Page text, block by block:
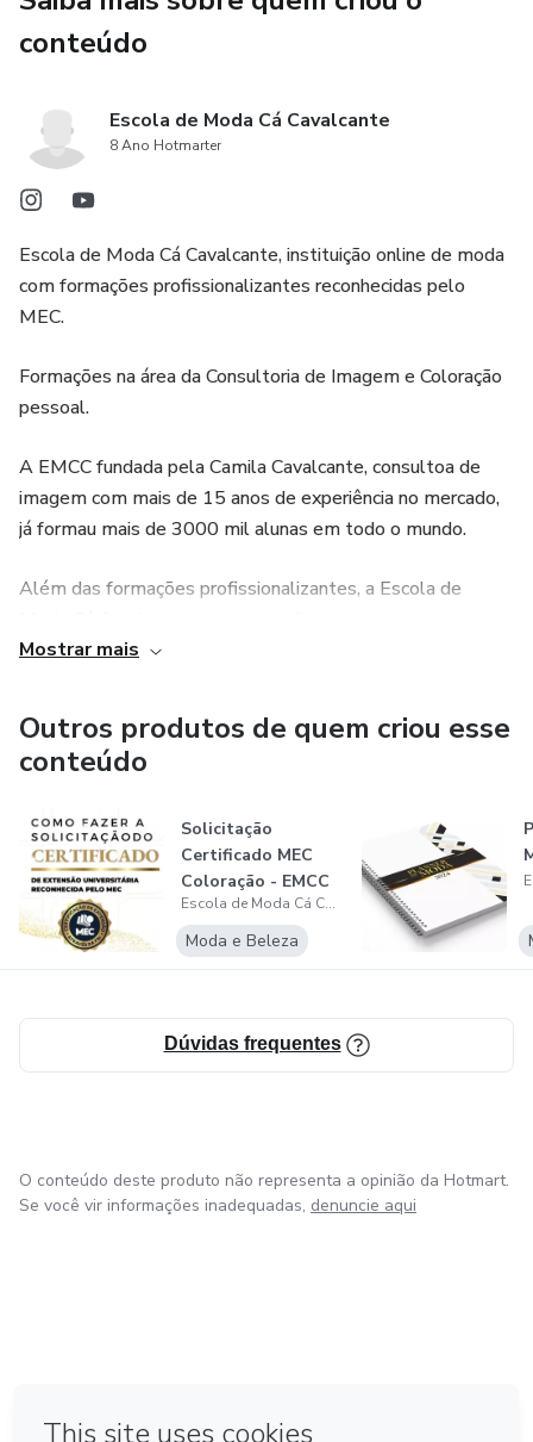
conteúdo
Escola de Moda Cá Cavalcante
8 Ano Hotmarter
Escola de Moda Cá Cavalcante, instituição online de moda
com formações profissionalizantes reconhecidas pelo
MEC.
Formações na área da Consultoria de Imagem e Coloração
pessoal.
A EMCC fundada pela Camila Cavalcante, consultoa de
imagem com mais de 15 anos de experiência no mercado,
já formau mais de 3000 mil alunas em todo o mundo.
Além das formações profissionalizantes, a Escola de
de curta duração para ajudar o público final a se vestir de
desejar.
Mostrar mais
Outros produtos de quem criou esse
conteúdo
Solicitação
Certificado MEC
Coloração - EMCC
Escola de Moda Cá Cavalcante
Moda e Beleza
Dúvidas frequentes
O conteúdo deste produto não representa a opinião da Hotmart.
Se você vir informações inadequadas, denuncie aqui
Feito com ❤ na Cidade do México